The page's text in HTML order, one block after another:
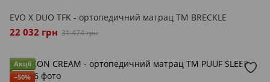
EVO X DUO TFK - ортопедичний матрац ТМ BRECKLE
22 032 грн 31 474 грн
Акції
−50%